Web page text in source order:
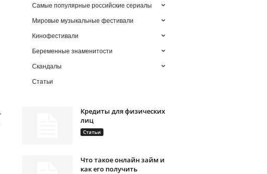
Самые популярные российские сериалы
Мировые музыкальные фестивали
Кинофестивали
Беременные знаменитости
Скандалы
Статьи
Кредиты для физических
лиц
Статьи
Что такое онлайн займ и
как его получить